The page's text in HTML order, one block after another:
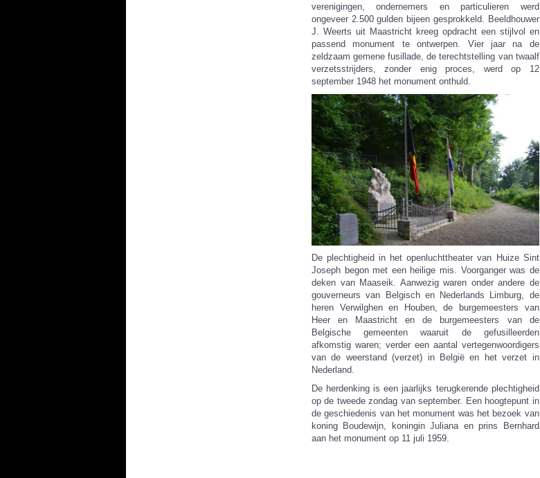
verenigingen, ondernemers en particulieren werd
ongeveer 2.500 gulden bijeen gesprokkeld. Beeldhouwer
J. Weerts uit Maastricht kreeg opdracht een stijlvol en
passend monument te ontwerpen. Vier jaar na de
zeldzaam gemene fusillade, de terechtstelling van twaalf
verzetsstrijders, zonder enig proces, werd op 12
september 1948 het monument onthuld.
De plechtigheid in het openluchttheater van Huize Sint
Joseph begon met een heilige mis. Voorganger was de
deken van Maaseik. Aanwezig waren onder andere de
gouverneurs van Belgisch en Nederlands Limburg, de
heren Verwilghen en Houben, de burgemeesters van
Heer en Maastricht en de burgemeesters van de
Belgische gemeenten waaruit de gefusilleerden
afkomstig waren; verder een aantal vertegenwoordigers
van de weerstand (verzet) in België en het verzet in
Nederland.
De herdenking is een jaarlijks terugkerende plechtigheid
op de tweede zondag van september. Een hoogtepunt in
de geschiedenis van het monument was het bezoek van
koning Boudewijn, koningin Juliana en prins Bernhard
aan het monument op 11 juli 1959.